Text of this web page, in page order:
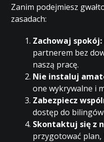
Zanim podejmiesz
zasadach:
Zachowaj spokój:
partnerem bez
naszą pracę.
Nie instaluj
one wykrywalne i
Zabezpiecz
dostęp do
Skontaktuj się z
przygotować